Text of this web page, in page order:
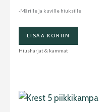
-Märille ja kuville hiuksille
LISÄÄ KORIIN
Hiusharjat & kammat